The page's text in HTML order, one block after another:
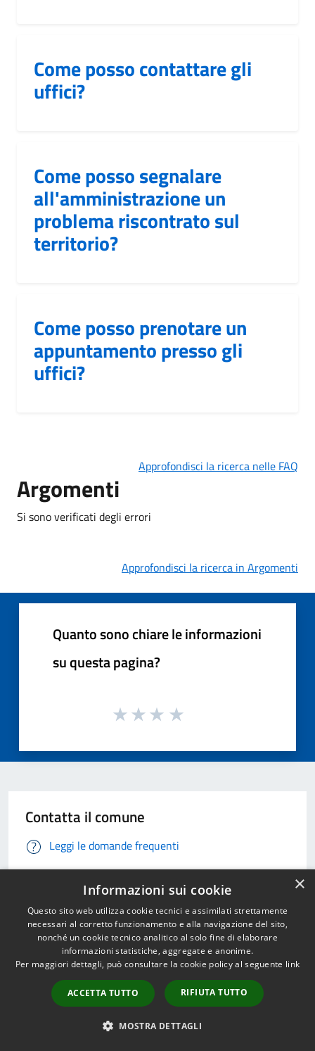
Come posso contattare gli
uffici?
Come posso segnalare
all'amministrazione un
problema riscontrato sul
territorio?
Come posso prenotare un
appuntamento presso gli
uffici?
Approfondisci la ricerca nelle FAQ
Argomenti
Si sono verificati degli errori
Approfondisci la ricerca in Argomenti
Quanto sono chiare le informazioni
su questa pagina?
Contatta il comune
Leggi le domande frequenti
Richiedi Assistenza
Chiama il comune 06934851
Prenota un appuntamento
Problemi in città
Segnala disservizio
×
Informazioni sui cookie
Questo sito web utilizza cookie tecnici e assimilati strettamente
necessari al corretto funzionamento e alla navigazione del sito,
nonché un cookie tecnico analitico al solo fine di elaborare
informazioni statistiche, aggregate e anonime.
Per maggiori dettagli, può consultare la cookie policy al seguente link
ACCETTA TUTTO RIFIUTA TUTTO
MOSTRA DETTAGLI